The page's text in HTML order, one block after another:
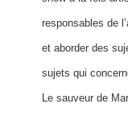
responsables de
et aborder des
sujets qui
Le sauveur de